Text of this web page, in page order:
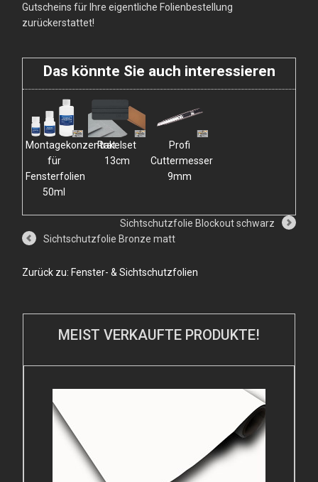
Gutscheins für Ihre eigentliche Folienbestellung
zurückerstattet!
Das könnte Sie auch interessieren
Montagekonzentrat
für
Fensterfolien
50ml
Rakelset
13cm
Profi
Cuttermesser
9mm
Sichtschutzfolie Blockout schwarz
Sichtschutzfolie Bronze matt
Zurück zu: Fenster- & Sichtschutzfolien
MEIST VERKAUFTE PRODUKTE!